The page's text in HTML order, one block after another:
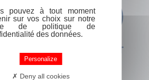
41 29 19 CONTACT
pouvez à tout moment
sur vos choix sur notre
de politique de
des données.
Personalize
Deny all cookies